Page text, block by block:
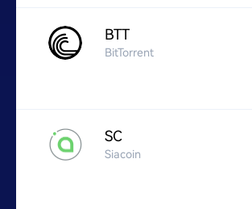
BTT
BitTorrent
SC
Siacoin